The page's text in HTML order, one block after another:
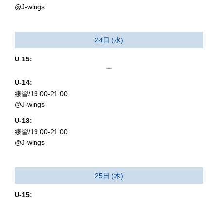
@J-wings
24日 (水)
U-15:
ー
U-14:
練習/19:00-21:00
@J-wings
U-13:
練習/19:00-21:00
@J-wings
25日 (木)
U-15: